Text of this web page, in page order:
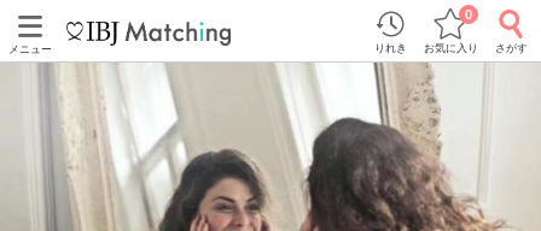
メニュー りれき お気に入り
0
さがす